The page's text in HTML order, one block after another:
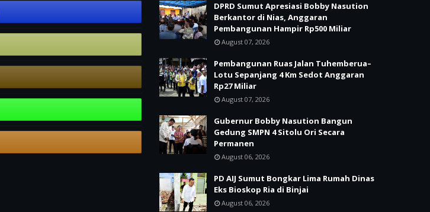
DPRD Sumut Apresiasi Bobby Nasution
Berkantor di Nias, Anggaran
Pembangunan Hampir Rp500 Miliar
August 07, 2026
Pembangunan Ruas Jalan Tuhemberua–
Lotu Sepanjang 4 Km Sedot Anggaran
Rp27 Miliar
August 07, 2026
Gubernur Bobby Nasution Bangun
Gedung SMPN 4 Sitolu Ori Secara
Permanen
August 06, 2026
PD AIJ Sumut Bongkar Lima Rumah Dinas
Eks Bioskop Ria di Binjai
August 06, 2026